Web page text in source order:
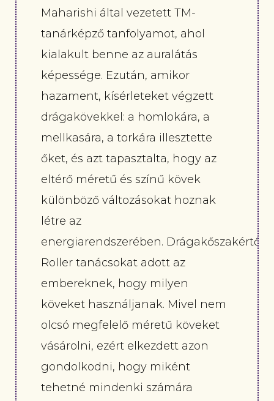
Maharishi által vezetett TM-
tanárképző tanfolyamot, ahol
kialakult benne az auralátás
képessége. Ezután, amikor
hazament, kísérleteket végzett
drágakövekkel: a homlokára, a
mellkasára, a torkára illesztette
őket, és azt tapasztalta, hogy az
eltérő méretű és színű kövek
különböző változásokat hoznak
létre az
energiarendszerében.
Roller tanácsokat adott az
embereknek, hogy milyen
köveket használjanak. Mivel nem
olcsó megfelelő méretű köveket
vásárolni, ezért elkezdett azon
gondolkodni, hogy miként
tehetné mindenki számára